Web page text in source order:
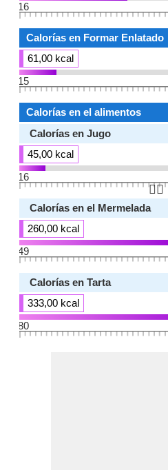
16
Calorías en Formar Enlatado
61,00 kcal
15
Calorías en el alimentos
Calorías en Jugo
45,00 kcal
16
👆🏻
Calorías en el Mermelada
260,00 kcal
49
Calorías en Tarta
333,00 kcal
80